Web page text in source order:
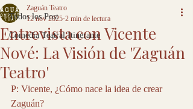
Todos los Post
Comedia Teatral Itinerante
Entrevista con Vicente
Nové: La Visión de 'Zaguán
Teatro'
Zaguán Teatro
12 nov 2025 2 min de lectura
P: Vicente, ¿Cómo nace la idea de crear
Zaguán?